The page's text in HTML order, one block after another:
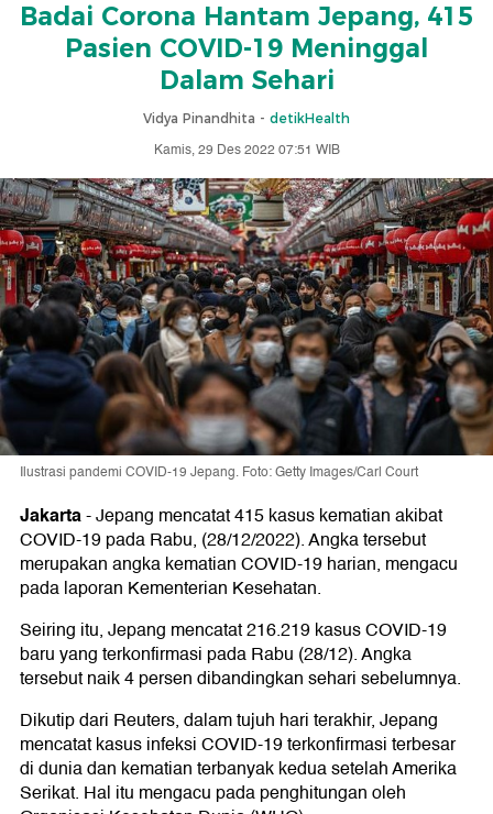
Badai Corona Hantam Jepang, 415
Pasien COVID-19 Meninggal
Dalam Sehari
Vidya Pinandhita - detikHealth
Kamis, 29 Des 2022 07:51 WIB
Ilustrasi pandemi COVID-19 Jepang. Foto: Getty Images/Carl Court
Jakarta-Jepang mencatat 415 kasus kematian akibat
COVID-19 pada Rabu, (28/12/2022). Angka tersebut
merupakan angka kematian COVID-19 harian, mengacu
pada laporan Kementerian Kesehatan.
Seiring itu, Jepang mencatat 216.219 kasus COVID-19
baru yang terkonfirmasi pada Rabu (28/12). Angka
tersebut naik 4 persen dibandingkan sehari sebelumnya.
Dikutip dari Reuters, dalam tujuh hari terakhir, Jepang
mencatat kasus infeksi COVID-19 terkonfirmasi terbesar
di dunia dan kematian terbanyak kedua setelah Amerika
Serikat. Hal itu mengacu pada penghitungan oleh